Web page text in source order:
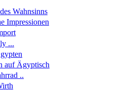
Wahnsinns
Impressionen
...
auf Ägyptisch
..